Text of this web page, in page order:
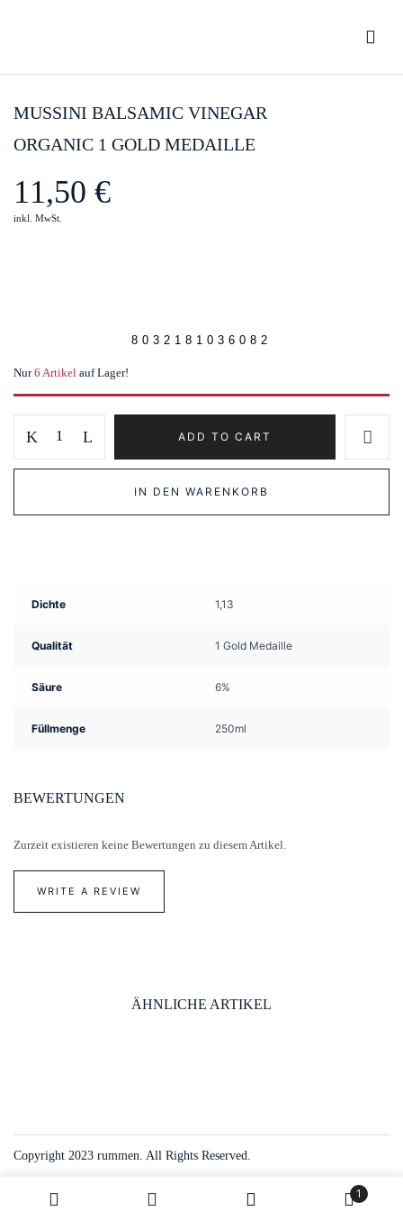
1
MUSSINI BALSAMIC VINEGAR
ORGANIC 1 GOLD MEDAILLE
11,50 €
inkl. MwSt.
8032181036082
Nur 6 Artikel auf Lager!
Vinegar
1
ADD TO CART
IN DEN WARENKORB
Dichte 1,13
Qualität 1 Gold Medaille
Säure 6%
Füllmenge 250ml
BEWERTUNGEN
Zurzeit existieren keine Bewertungen zu diesem Artikel.
WRITE A REVIEW
Balsamic Vinegar Organic 1 Gold Medaille”
ÄHNLICHE ARTIKEL
Copyright 2023 rummen . All Rights Reserved.